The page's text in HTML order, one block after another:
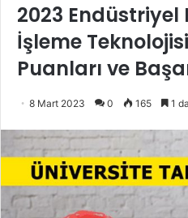
2023
İşleme
Puanları ve
8 Mart 2023 0 165 1